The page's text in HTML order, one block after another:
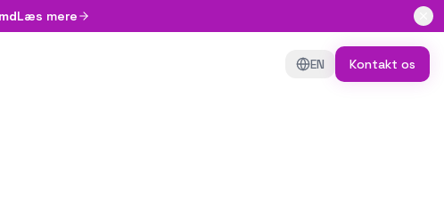
Læs mere
EN Kontakt os